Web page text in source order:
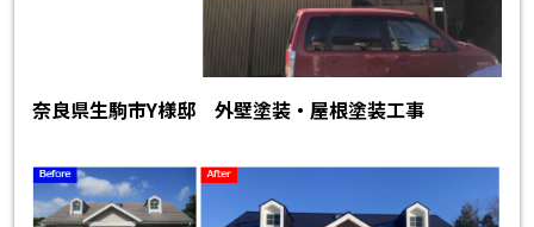
奈良県生駒市Y様邸 外壁塗装・屋根塗装工事